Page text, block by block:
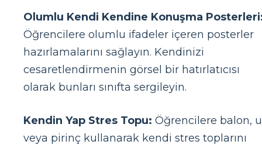
Olumlu Kendi Kendine Konuşma
Öğrencilere olumlu ifadeler içeren posterler
hazırlamalarını sağlayın. Kendinizi
cesaretlendirmenin görsel bir hatırlatıcısı
olarak bunları sınıfta sergileyin.
Kendin Yap Stres Topu: Öğrencilere balon,
veya pirinç kullanarak kendi stres toplarını